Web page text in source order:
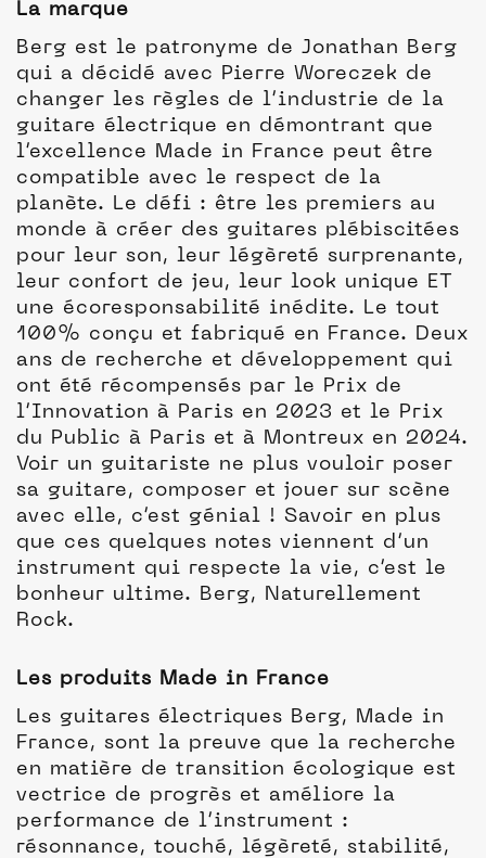
La marque
Berg est le patronyme de Jonathan Berg
qui a décidé avec Pierre Woreczek de
changer les règles de l’industrie de la
guitare électrique en démontrant que
l’excellence Made in France peut être
compatible avec le respect de la
planète. Le défi : être les premiers au
monde à créer des guitares plébiscitées
pour leur son, leur légèreté surprenante,
leur confort de jeu, leur look unique ET
une écoresponsabilité inédite. Le tout
100% conçu et fabriqué en France. Deux
ans de recherche et développement qui
ont été récompensés par le Prix de
l’Innovation à Paris en 2023 et le Prix
du Public à Paris et à Montreux en 2024.
Voir un guitariste ne plus vouloir poser
sa guitare, composer et jouer sur scène
avec elle, c’est génial ! Savoir en plus
que ces quelques notes viennent d’un
instrument qui respecte la vie, c’est le
bonheur ultime. Berg, Naturellement
Rock.
Les produits Made in France
Les guitares électriques Berg, Made in
France, sont la preuve que la recherche
en matière de transition écologique est
vectrice de progrès et améliore la
performance de l’instrument :
résonnance, touché, légèreté, stabilité,